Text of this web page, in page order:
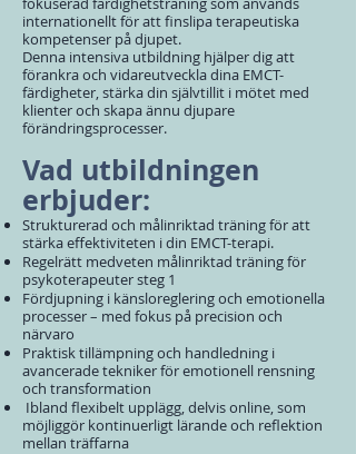
internationellt för att finslipa terapeutiska
kompetenser på djupet.
Denna intensiva utbildning hjälper dig att
förankra och vidareutveckla dina EMCT-
färdigheter, stärka din självtillit i mötet med
klienter och skapa ännu djupare
förändringsprocesser.
Vad utbildningen
erbjuder:
Strukturerad och målinriktad träning för att
stärka effektiviteten i din EMCT-terapi.
Regelrätt medveten målinriktad träning för
psykoterapeuter steg 1
Fördjupning i känsloreglering och emotionella
processer – med fokus på precision och
närvaro
Praktisk tillämpning och handledning i
avancerade tekniker för emotionell rensning
och transformation
Ibland flexibelt upplägg, delvis online, som
möjliggör kontinuerligt lärande och reflektion
mellan träffarna